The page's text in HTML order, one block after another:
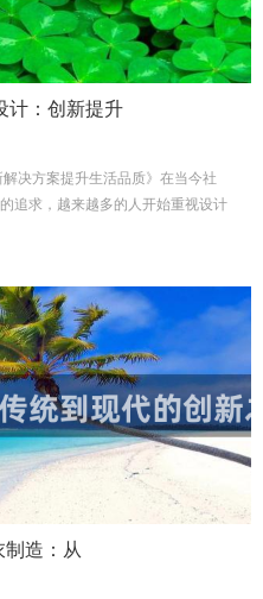
计：创新提升
决方案提升生活品质》在当今社
追求，越来越多的人开始重视设计
造：从